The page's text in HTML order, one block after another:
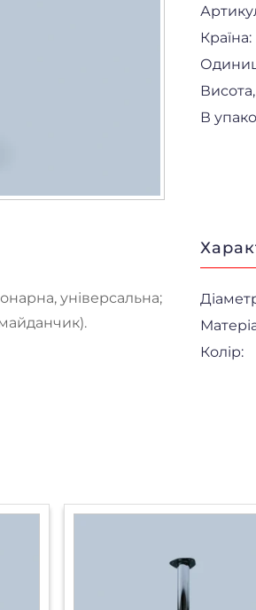
Країна:
В
універсальна;
Колір: